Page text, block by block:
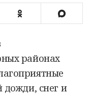
районах
дожди, снег и